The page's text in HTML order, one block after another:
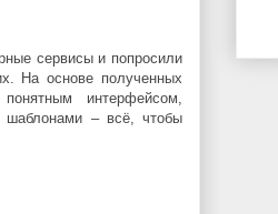
сервисы и попросили
На основе полученных
интерфейсом,
шаблонами – всё, чтобы